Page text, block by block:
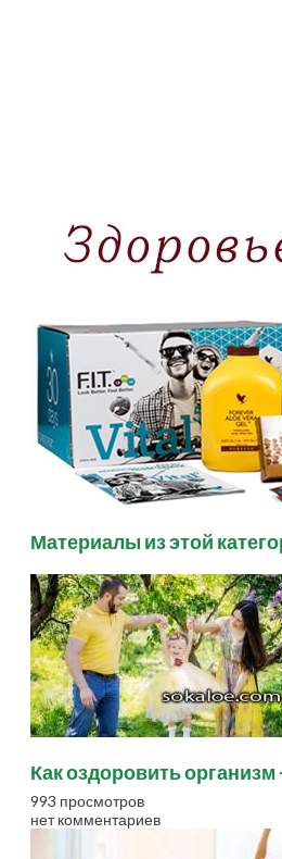
Материалы из этой
Как оздоровить организм
993 просмотров
нет комментариев